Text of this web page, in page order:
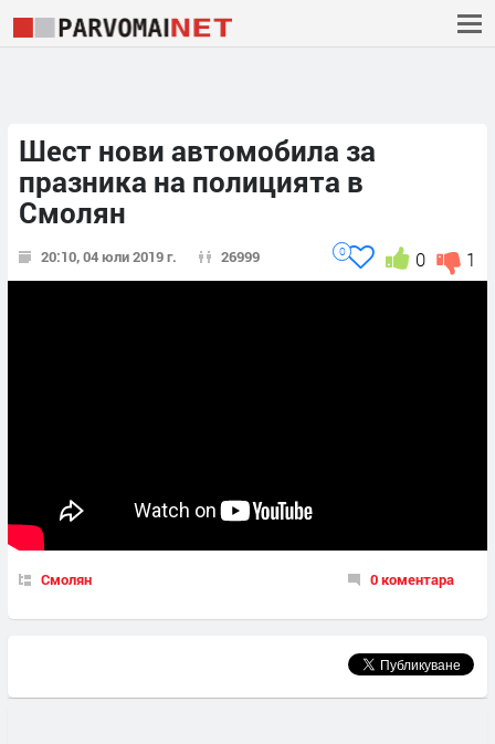
Шест нови автомобила за
празника на полицията в
Смолян
20:10, 04 юли 2019 г. 26999 1
0
0
Смолян 0 коментара